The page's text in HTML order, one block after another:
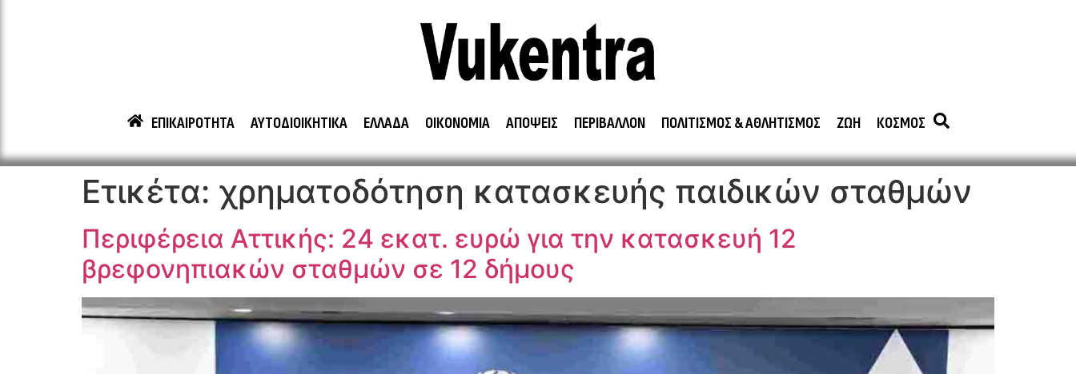
ΕΠΙΚΑΙΡΟΤΗΤΑ ΑΥΤΟΔΙΟΙΚΗΤΙΚΑ ΕΛΛΑΔΑ ΟΙΚΟΝΟΜΙΑ ΑΠΟΨΕΙΣ ΠΕΡΙΒΑΛΛΟΝ ΠΟΛΙΤΙΣΜΟΣ & ΑΘΛΗΤΙΣΜΟΣ ΖΩΗ ΚΟΣΜΟΣ
Ετικέτα: χρηματοδότηση κατασκευής παιδικών σταθμών
Περιφέρεια Αττικής: 24 εκατ. ευρώ για την κατασκευή 12
βρεφονηπιακών σταθμών σε 12 δήμους